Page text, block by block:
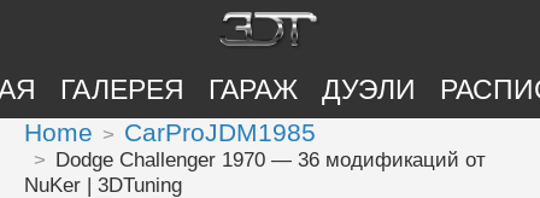
ГАЛЕРЕЯ ГАРАЖ ДУЭЛИ
Home CarProJDM1985
Dodge Challenger 1970 — 36 модификаций от
NuKer | 3DTuning